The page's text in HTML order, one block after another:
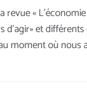
«
d’agir» et
moment où nous